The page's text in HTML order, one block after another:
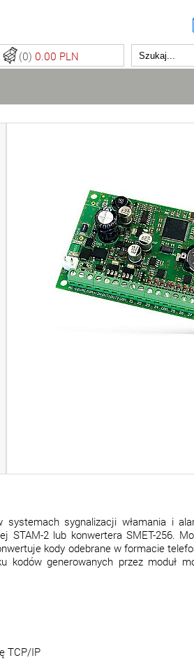
(0) 0.00 PLN
sygnalizacji włamania i
2 lub konwertera SMET-256.
kody odebrane w formacie
generowanych przez moduł
TCP/IP